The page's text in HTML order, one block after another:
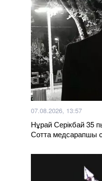
07.08.2026, 13:57
Нұрай Серікбай 35
Сотта медсарапшы